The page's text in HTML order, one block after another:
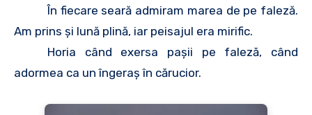
În fiecare seară admiram marea de pe faleză.
Am prins şi lună plină, iar peisajul era mirific.
Horia când exersa paşii pe faleză, când
adormea ca un îngeraş în cărucior.